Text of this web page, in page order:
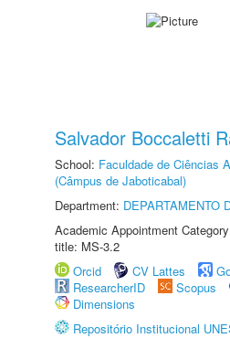
Salvador Boccaletti
School: Faculdade de Ciências
(Câmpus de Jaboticabal)
Department: DEPARTAMENTO
Academic Appointment
title: MS-3.2
Orcid
CV Lattes
ResearcherID
Scopus
Dimensions
Repositório Institucional